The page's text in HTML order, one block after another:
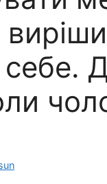
себе.